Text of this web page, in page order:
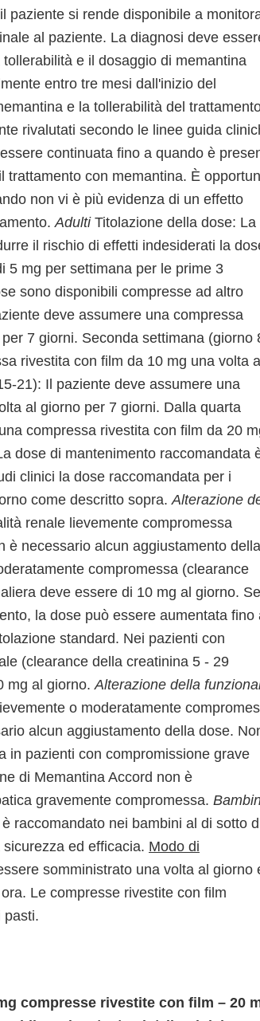
paziente si rende disponibile a
al paziente. La diagnosi deve
e il dosaggio di memantina
entro tre mesi dall'inizio del
e la tollerabilità del
rivalutati secondo le linee guida
continuata fino a quando è
trattamento con memantina. È
non vi è più evidenza di un effetto
AdultiTitolazione della dose: La
il rischio di effetti indesiderati la
5 mg per settimana per le prime 3
sono disponibili compresse ad altro
deve assumere una compressa
7 giorni. Seconda settimana (giorno
rivestita con film da 10 mg una volta
21): Il paziente deve assumere una
al giorno per 7 giorni. Dalla quarta
compressa rivestita con film da 20
dose di mantenimento raccomandata
clinici la dose raccomandata per i
come descritto sopra. Alterazione
renale lievemente compromessa
è necessario alcun aggiustamento della
compromessa (clearance
deve essere di 10 mg al giorno. Se
la dose può essere aumentata fino
standard. Nei pazienti con
(clearance della creatinina 5 - 29
mg al giorno. Alterazione della
o moderatamente
alcun aggiustamento della dose.
in pazienti con compromissione grave
di Memantina Accord non è
gravemente compromessa.
raccomandato nei bambini al di sotto
ed efficacia. Modo di
somministrato una volta al giorno
Le compresse rivestite con film
pasti.
compresse rivestite con film – 20